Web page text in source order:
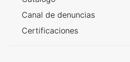
Canal de denuncias
Certificaciones